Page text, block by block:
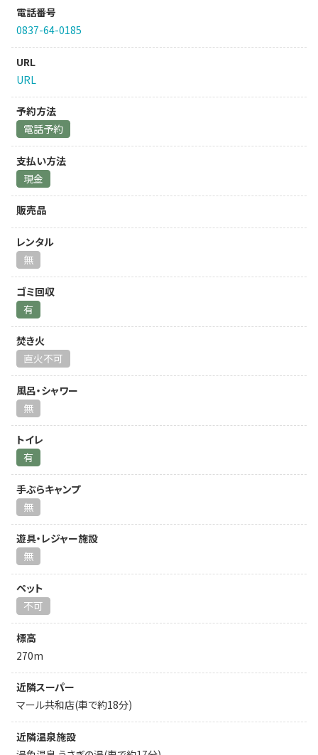
電話番号
0837-64-0185
URL
URL
予約方法
電話予約
支払い方法
現金
販売品
レンタル
無
ゴミ回収
有
焚き火
直火不可
風呂・シャワー
無
トイレ
有
手ぶらキャンプ
無
遊具・レジャー施設
無
ペット
不可
標高
270m
近隣スーパー
マール共和店(車で約18分)
近隣温泉施設